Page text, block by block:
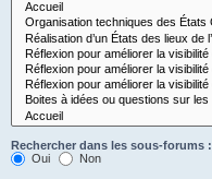
Rechercher dans les sous-forums :
Oui
Non